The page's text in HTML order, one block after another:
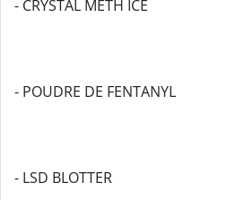
- CRYSTAL METH ICE
- POUDRE DE FENTANYL
- LSD BLOTTER